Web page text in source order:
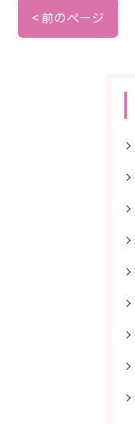
< 前のページ